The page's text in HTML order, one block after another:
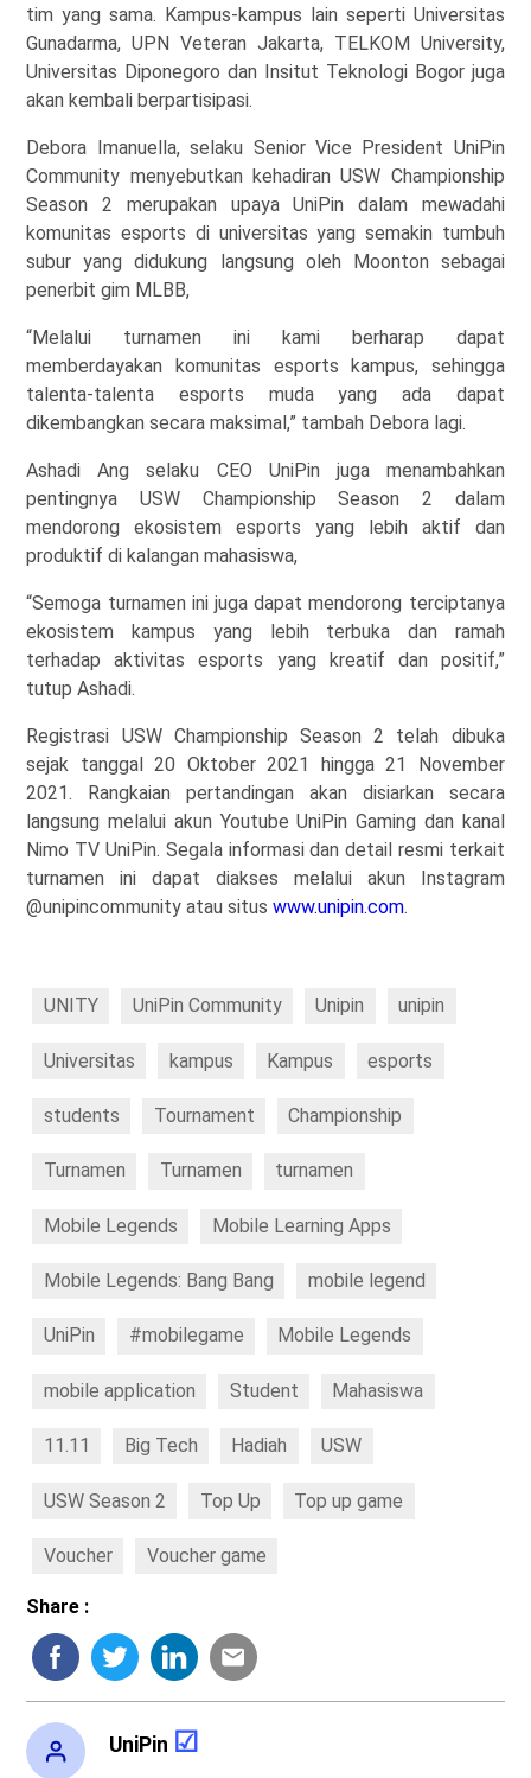
tim yang sama. Kampus-kampus lain seperti Universitas
Gunadarma, UPN Veteran Jakarta, TELKOM University,
Universitas Diponegoro dan Insitut Teknologi Bogor juga
akan kembali berpartisipasi.
Debora Imanuella, selaku Senior Vice President UniPin
Community menyebutkan kehadiran USW Championship
Season 2 merupakan upaya UniPin dalam mewadahi
komunitas esports di universitas yang semakin tumbuh
subur yang didukung langsung oleh Moonton sebagai
penerbit gim MLBB,
“Melalui turnamen ini kami berharap dapat
memberdayakan komunitas esports kampus, sehingga
talenta-talenta esports muda yang ada dapat
dikembangkan secara maksimal,” tambah Debora lagi.
Ashadi Ang selaku CEO UniPin juga menambahkan
pentingnya USW Championship Season 2 dalam
mendorong ekosistem esports yang lebih aktif dan
produktif di kalangan mahasiswa,
“Semoga turnamen ini juga dapat mendorong terciptanya
ekosistem kampus yang lebih terbuka dan ramah
terhadap aktivitas esports yang kreatif dan positif,”
tutup Ashadi.
Registrasi USW Championship Season 2 telah dibuka
sejak tanggal 20 Oktober 2021 hingga 21 November
2021. Rangkaian pertandingan akan disiarkan secara
langsung melalui akun Youtube UniPin Gaming dan kanal
Nimo TV UniPin. Segala informasi dan detail resmi terkait
turnamen ini dapat diakses melalui akun Instagram
@unipincommunity atau situswww.unipin.com.
UNITY UniPin Community Unipin unipin
Universitas kampus Kampus esports
students Tournament Championship
Turnamen Turnamen turnamen
Mobile Legends Mobile Learning Apps
Mobile Legends: Bang Bang mobile legend
UniPin #mobilegame Mobile Legends
mobile application Student Mahasiswa
11.11 Big Tech Hadiah USW
USW Season 2 Top Up Top up game
Voucher Voucher game
Share :
UniPin